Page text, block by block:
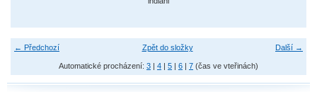
← Předchozí Další →
Zpět do složky
Automatické procházení: 3 | 4 | 5 | 6 | 7 (čas ve vteřinách)